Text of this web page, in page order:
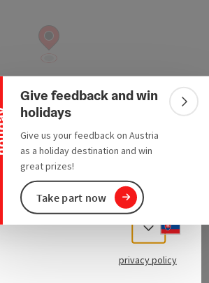
Give feedback and win
holidays
Give us your feedback on Austria
as a holiday destination and win
great prizes!
Take part now
Select
privacy policy